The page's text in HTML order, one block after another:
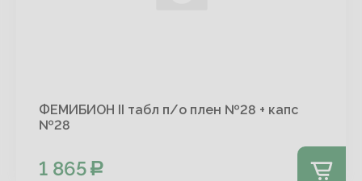
ФЕМИБИОН II табл п/о плен №28 + капс
№28
1 865